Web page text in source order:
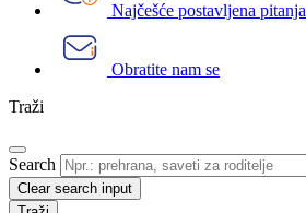
Najčešće postavljena pitanja
Obratite nam se
Traži
Search
Clear search input